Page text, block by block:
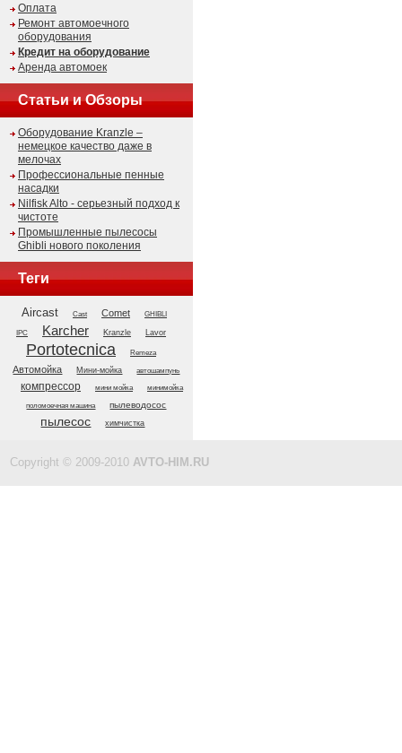
Оплата
Ремонт автомоечного
оборудования
Кредит на оборудование
Аренда автомоек
Статьи и Обзоры
Оборудование Kranzle –
немецкое качество даже в
мелочах
Профессиональные пенные
насадки
Nilfisk Alto - серьезный подход к
чистоте
Промышленные пылесосы
Ghibli нового поколения
Теги
Aircast Cast Comet GHIBLI
IPC Karcher Kranzle Lavor
Portotecnica Remeza
Автомойка Мини-мойка автошампунь
компрессор мини мойка минимойка
поломоечная машина пылеводосос
пылесос химчистка
Copyright © 2009-2010 AVTO-HIM.RU